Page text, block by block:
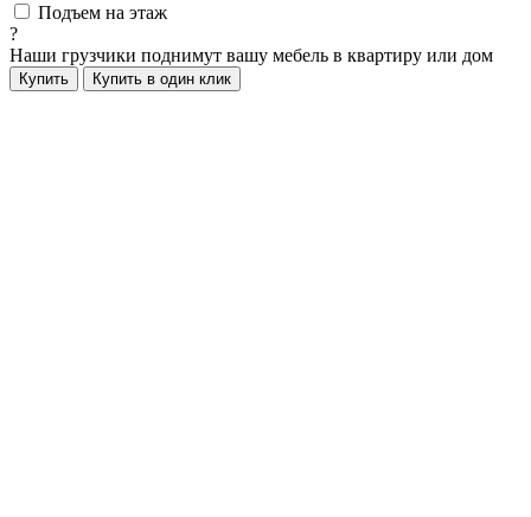
Подъем на этаж
?
Наши грузчики поднимут вашу мебель в квартиру или дом
Купить Купить в один клик